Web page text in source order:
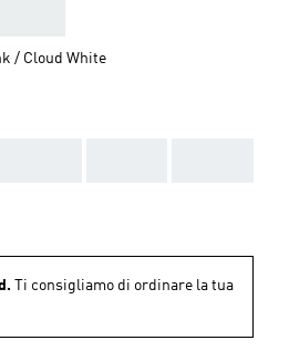
/ Cloud White
Ti consigliamo di ordinare la tua